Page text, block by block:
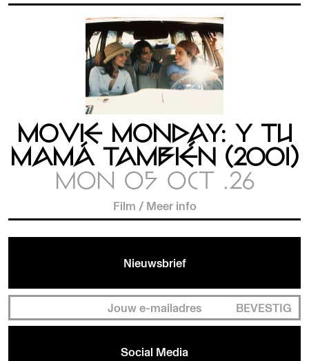
MOVIE MONDAY: Y TU
MAMÁ TAMBIÉN (2001)
MON 05 OCT .26
Film /Meer info
Nieuwsbrief
BEVESTIG
Social Media